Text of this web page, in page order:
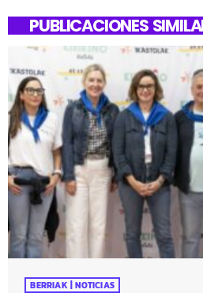
PUBLICACIONES
BERRIAK | NOTICIAS